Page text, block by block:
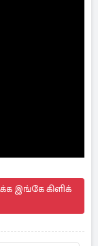
இங்கே கிளிக்